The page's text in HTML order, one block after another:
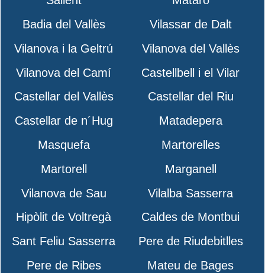
Badia del Vallès
Vilassar de Dalt
Vilanova i la Geltrú
Vilanova del Vallès
Vilanova del Camí
Castellbell i el Vilar
Castellar del Vallès
Castellar del Riu
Castellar de n´Hug
Matadepera
Masquefa
Martorelles
Martorell
Marganell
Vilanova de Sau
Vilalba Sasserra
Hipòlit de Voltregà
Caldes de Montbui
Sant Feliu Sasserra
Pere de Riudebitlles
Pere de Ribes
Mateu de Bages